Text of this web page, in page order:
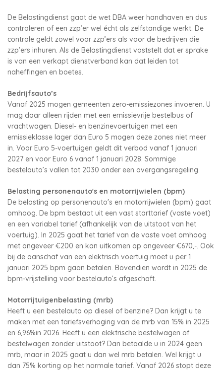
De Belastingdienst gaat de wet DBA weer handhaven en dus
controleren of een zzp’er wel écht als zelfstandige werkt. De
controle geldt zowel voor zzp’ers als voor de bedrijven die
zzp’ers inhuren. Als de Belastingdienst vaststelt dat er sprake
is van een verkapt dienstverband kan dat leiden tot
naheffingen en boetes.
Bedrijfsauto’s
Vanaf 2025 mogen gemeenten zero-emissiezones invoeren. U
mag daar alleen rijden met een emissievrije bestelbus of
vrachtwagen. Diesel- en benzinevoertuigen met een
emissieklasse lager dan Euro 5 mogen deze zones niet meer
in. Voor Euro 5-voertuigen geldt dit verbod vanaf 1 januari
2027 en voor Euro 6 vanaf 1 januari 2028. Sommige
bestelauto’s vallen tot 2030 onder een overgangsregeling.
Belasting personenauto's en motorrijwielen (bpm)
De belasting op personenauto's en motorrijwielen (bpm) gaat
omhoog. De bpm bestaat uit een vast starttarief (vaste voet)
en een variabel tarief (afhankelijk van de uitstoot van het
voertuig). In 2025 gaat het tarief van de vaste voet omhoog
met ongeveer €200 en kan uitkomen op ongeveer €670,-. Ook
bij de aanschaf van een elektrisch voertuig moet u per 1
januari 2025 bpm gaan betalen. Bovendien wordt in 2025 de
bpm-vrijstelling voor bestelauto’s afgeschaft.
Motorrijtuigenbelasting (mrb)
Heeft u een bestelauto op diesel of benzine? Dan krijgt u te
maken met een tariefsverhoging van de mrb van 15% in 2025
en 6,96%in 2026. Heeft u een elektrische bestelwagen of
bestelwagen zonder uitstoot? Dan betaalde u in 2024 geen
mrb, maar in 2025 gaat u dan wel mrb betalen. Wel krijgt u
dan 75% korting op het normale tarief. Vanaf 2026 stopt deze